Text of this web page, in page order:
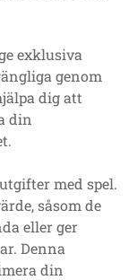
exklusiva
genom
dig att
din
med spel.
såsom de
eller ger
Denna
din